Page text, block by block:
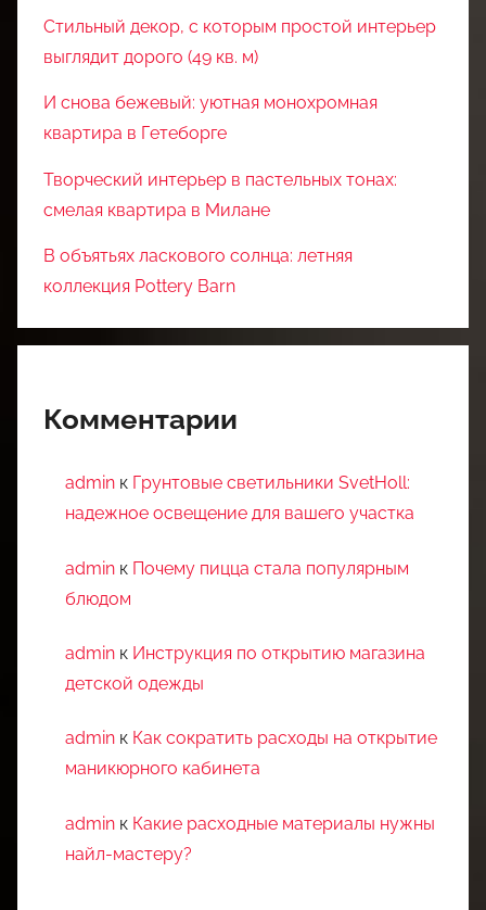
Стильный декор, с которым простой интерьер
выглядит дорого (49 кв. м)
И снова бежевый: уютная монохромная
квартира в Гетеборге
Творческий интерьер в пастельных тонах:
смелая квартира в Милане
В объятьях ласкового солнца: летняя
коллекция Pottery Barn
Комментарии
admin к Грунтовые светильники SvetHoll:
надежное освещение для вашего участка
admin к Почему пицца стала популярным
блюдом
admin к Инструкция по открытию магазина
детской одежды
admin к Как сократить расходы на открытие
маникюрного кабинета
admin к Какие расходные материалы нужны
найл-мастеру?